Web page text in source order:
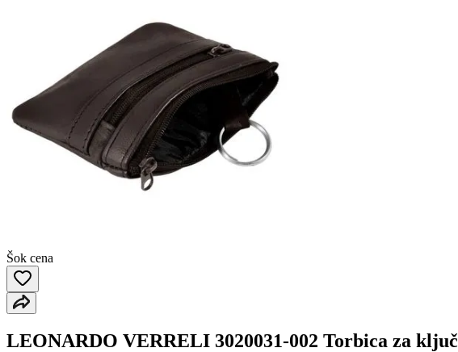
Šok cena
LEONARDO VERRELI 3020031-002 Torbica za ključ